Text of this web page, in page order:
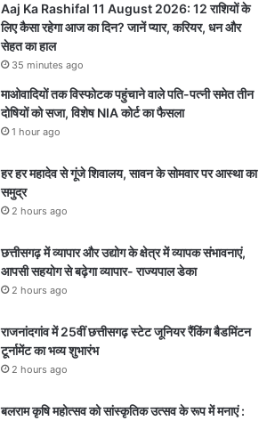
Aaj Ka Rashifal 11 August 2026: 12 राशियों के
लिए कैसा रहेगा आज का दिन? जानें प्यार, करियर, धन और
सेहत का हाल
35 minutes ago
माओवादियों तक विस्फोटक पहुंचाने वाले पति-पत्नी समेत तीन
दोषियों को सजा, विशेष NIA कोर्ट का फैसला
1 hour ago
हर हर महादेव से गूंजे शिवालय, सावन के सोमवार पर आस्था का
समुद्र
2 hours ago
छत्तीसगढ़ में व्यापार और उद्योग के क्षेत्र में व्यापक संभावनाएं,
आपसी सहयोग से बढ़ेगा व्यापार- राज्यपाल डेका
2 hours ago
राजनांदगांव में 25वीं छत्तीसगढ़ स्टेट जूनियर रैंकिंग बैडमिंटन
टूर्नामेंट का भव्य शुभारंभ
2 hours ago
बलराम कृषि महोत्सव को सांस्कृतिक उत्सव के रूप में मनाएं :